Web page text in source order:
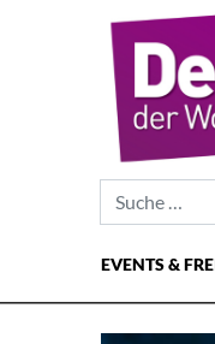
Suche nach:
EVENTS &